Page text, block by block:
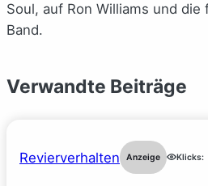
Soul, auf Ron Williams und
Band.
Verwandte Beiträge
Revierverhalten Anzeige Klicks: